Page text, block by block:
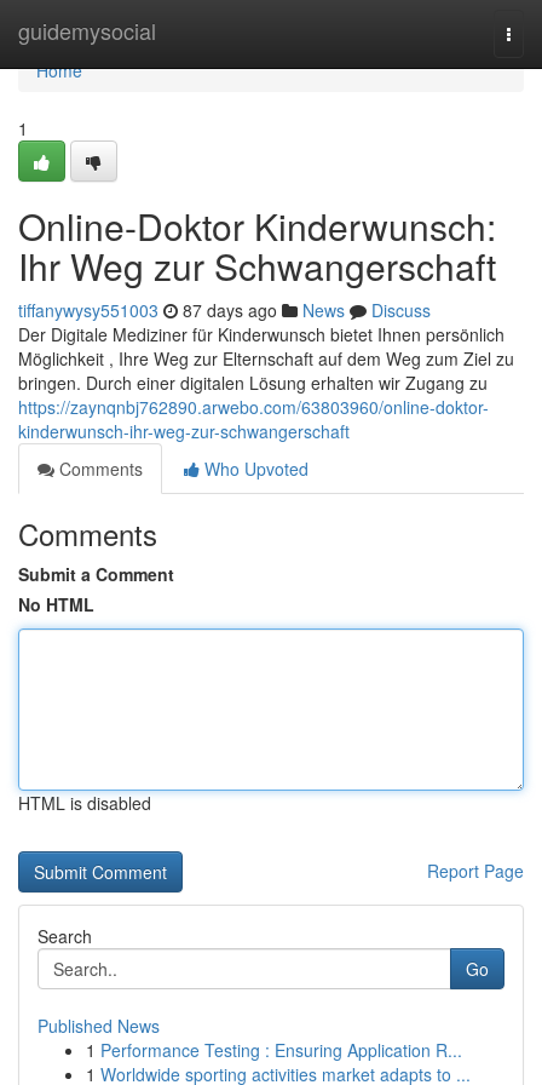
guidemysocial
Home
Home
1
Online-Doktor Kinderwunsch:
Ihr Weg zur Schwangerschaft
tiffanywysy551003 87 days ago News
Discuss
Der Digitale Mediziner für Kinderwunsch bietet Ihnen persönlich
Möglichkeit , Ihre Weg zur Elternschaft auf dem Weg zum Ziel zu
bringen. Durch einer digitalen Lösung erhalten wir Zugang zu
https://zaynqnbj762890.arwebo.com/63803960/online-doktor-
kinderwunsch-ihr-weg-zur-schwangerschaft
Comments
Who Upvoted
Comments
Submit a Comment
No HTML
HTML is disabled
Report Page
Search
Go
Published News
1 Performance Testing : Ensuring Application R...
1 Worldwide sporting activities market adapts to ...